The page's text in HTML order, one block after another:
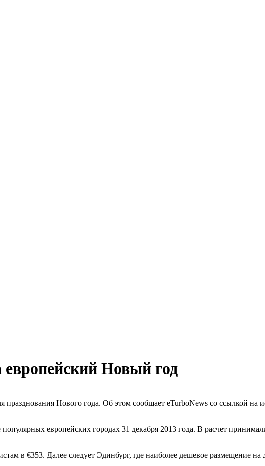
Новый год
Нового года. Об этом сообщает eTurboNews со ссылкой на
европейских городах 31 декабря 2013 года. В расчет
в €353. Далее следует Эдинбург, где наиболее дешевое размещение на